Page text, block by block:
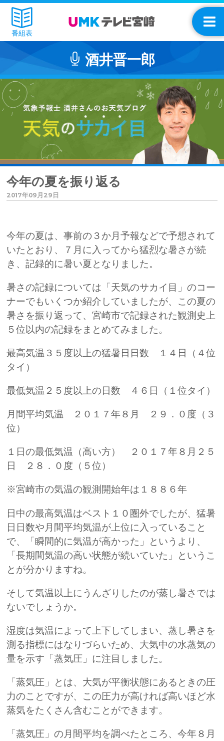
番組表
酒井晋一郎
今年の夏を振り返る
2017年09月29日
今年の夏は、事前の３か月予報などで予想されて
いたとおり、７月に入ってから猛烈な暑さが続
き、記録的に暑い夏となりました。
暑さの記録については「天気のサカイ目」のコー
ナーでもいくつか紹介していましたが、この夏の
暑さを振り返って、宮崎市で記録された観測史上
５位以内の記録をまとめてみました。
最高気温３５度以上の猛暑日日数 １４日（４位
タイ）
最低気温２５度以上の日数 ４６日（１位タイ）
月間平均気温 ２０１７年８月 ２９．０度（３
位）
１日の最低気温（高い方） ２０１７年８月２５
日 ２８．０度（５位）
※宮崎市の気温の観測開始年は１８８６年
日中の最高気温はベスト１０圏外でしたが、猛暑
日日数や月間平均気温が上位に入っていること
で、「瞬間的に気温が高かった」というより、
「長期間気温の高い状態が続いていた」というこ
とが分かりますね。
そして気温以上にうんざりしたのが蒸し暑さでは
ないでしょうか。
湿度は気温によって上下してしまい、蒸し暑さを
測る指標にはなりづらいため、大気中の水蒸気の
量を示す「蒸気圧」に注目しました。
「蒸気圧」とは、大気が平衡状態にあるときの圧
力のことですが、この圧力が高ければ高いほど水
蒸気をたくさん含むことができます。
「蒸気圧」の月間平均を調べたところ、今年８月